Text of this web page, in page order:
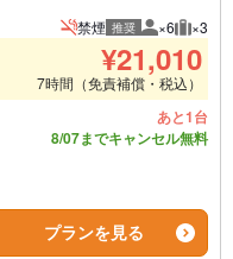
禁煙 推奨 推奨人数
×6 推奨
×3
¥21,010
7時間（免責補償・税込）
あと1台
8/07までキャンセル無料
プランを見る